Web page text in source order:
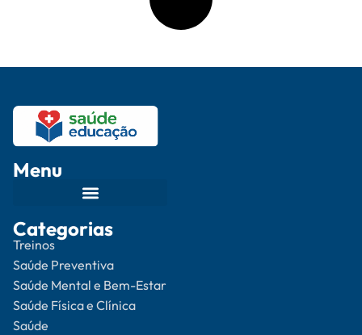
Menu
Categorias
Treinos
Saúde Preventiva
Saúde Mental e Bem-Estar
Saúde Física e Clínica
Saúde